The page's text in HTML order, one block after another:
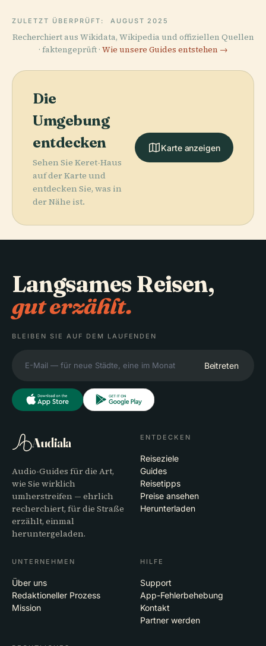
ZULETZT ÜBERPRÜFT: AUGUST 2025
Recherchiert aus Wikidata, Wikipedia und offiziellen Quellen
· faktengeprüft · Wie unsere Guides entstehen →
Die
Umgebung
entdecken
Sehen Sie Keret-Haus
auf der Karte und
entdecken Sie, was in
der Nähe ist.
Karte anzeigen
Langsames Reisen,
gut erzählt.
BLEIBEN SIE AUF DEM LAUFENDEN
Beitreten
Audiala
Audio-Guides für die Art,
wie Sie wirklich
umherstreifen — ehrlich
recherchiert, für die Straße
erzählt, einmal
heruntergeladen.
ENTDECKEN
Reiseziele
Guides
Reisetipps
Preise ansehen
Herunterladen
UNTERNEHMEN
Über uns
Redaktioneller Prozess
Mission
HILFE
Support
App-Fehlerbehebung
Kontakt
Partner werden